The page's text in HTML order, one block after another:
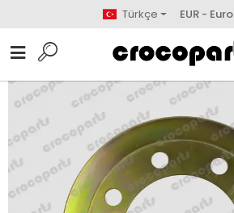
Türkçe EUR - Euro